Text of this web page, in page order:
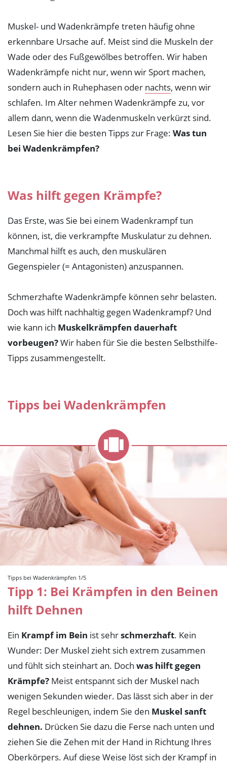
Muskel- und Wadenkrämpfe
Verspannungen
Muskel- und Lidzucken
Muskelkater
Psyche
Herzbeschwerden
Regelschmerzen
Magnesiummangel beheben
Muskel- und Wadenkrämpfe treten häufig ohne
erkennbare Ursache auf. Meist sind die Muskeln der
Wade oder des Fußgewölbes betroffen. Wir haben
Wadenkrämpfe nicht nur, wenn wir Sport machen,
sondern auch in Ruhephasen oder nachts, wenn wir
schlafen. Im Alter nehmen Wadenkrämpfe zu, vor
allem dann, wenn die Wadenmuskeln verkürzt sind.
Lesen Sie hier die besten Tipps zur Frage: Was tun
bei Wadenkrämpfen?
Was hilft gegen Krämpfe?
Das Erste, was Sie bei einem Wadenkrampf tun
können, ist, die verkrampfte Muskulatur zu dehnen.
Manchmal hilft es auch, den muskulären
Gegenspieler (= Antagonisten) anzuspannen.
Schmerzhafte Wadenkrämpfe können sehr belasten.
Doch was hilft nachhaltig gegen Wadenkrampf? Und
wie kann ich Muskelkrämpfen dauerhaft
vorbeugen? Wir haben für Sie die besten Selbsthilfe-
Tipps zusammengestellt.
Tipps bei Wadenkrämpfen
Tipps bei Wadenkrämpfen 1/5
Tipp 1: Bei Krämpfen in den Beinen
hilft Dehnen
Ein Krampf im Bein ist sehr schmerzhaft. Kein
Wunder: Der Muskel zieht sich extrem zusammen
und fühlt sich steinhart an. Doch was hilft gegen
Krämpfe? Meist entspannt sich der Muskel nach
wenigen Sekunden wieder. Das lässt sich aber in der
Regel beschleunigen, indem Sie den Muskel sanft
dehnen. Drücken Sie dazu die Ferse nach unten und
ziehen Sie die Zehen mit der Hand in Richtung Ihres
Oberkörpers. Auf diese Weise löst sich der Krampf in